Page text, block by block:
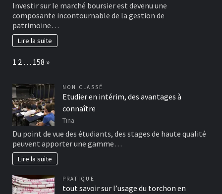
Investir sur le marché boursier est devenu une
composante incontournable de la gestion de
patrimoine…
Lire la suite
Page:
1 2 … 158 Next
»
NON CLASSÉ
Etudier en intérim, des avantages à
connaître
Tina
Du point de vue des étudiants, des stages de haute qualité
peuvent apporter une gamme…
Lire la suite
PRATIQUE
tout savoir sur l’usage du torchon en